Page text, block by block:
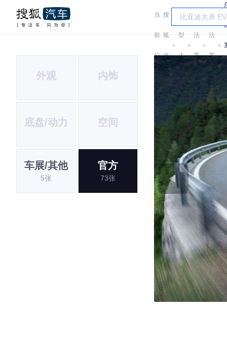
当
前
位
搜
狐
汽
＞
车
型
大
＞
尔
法
罗
＞
尔
法
罗
欧
＞
外观 内饰
底盘/动力 空间
车展/其他
5张
官方
73张